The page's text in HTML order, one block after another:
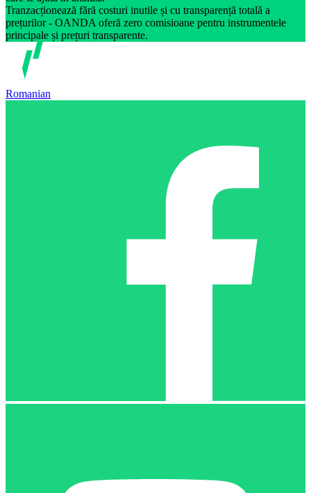
Tranzacționează fără costuri inutile și cu transparență totală a
prețurilor - OANDA oferă zero comisioane pentru instrumentele
principale și prețuri transparente.
Romanian